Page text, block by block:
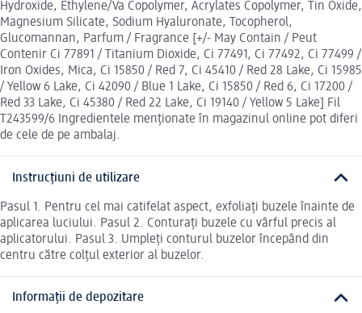
Hydroxide, Ethylene/Va Copolymer, Acrylates Copolymer, Tin Oxide,
Magnesium Silicate, Sodium Hyaluronate, Tocopherol,
Glucomannan, Parfum / Fragrance [+/- May Contain / Peut
Contenir Ci 77891 / Titanium Dioxide, Ci 77491, Ci 77492, Ci 77499 /
Iron Oxides, Mica, Ci 15850 / Red 7, Ci 45410 / Red 28 Lake, Ci 15985
/ Yellow 6 Lake, Ci 42090 / Blue 1 Lake, Ci 15850 / Red 6, Ci 17200 /
Red 33 Lake, Ci 45380 / Red 22 Lake, Ci 19140 / Yellow 5 Lake] Fil
T243599/6 Ingredientele menționate în magazinul online pot diferi
de cele de pe ambalaj.
Instrucțiuni de utilizare
Pasul 1. Pentru cel mai catifelat aspect, exfoliați buzele înainte de
aplicarea luciului. Pasul 2. Conturați buzele cu vârful precis al
aplicatorului. Pasul 3. Umpleți conturul buzelor începând din
centru către colțul exterior al buzelor.
Informații de depozitare